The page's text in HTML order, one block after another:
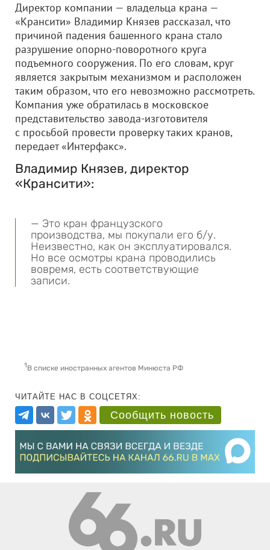
Директор компании — владельца крана —
«Крансити» Владимир Князев рассказал, что
причиной падения башенного крана стало
разрушение опорно-поворотного круга
подъемного сооружения. По его словам, круг
является закрытым механизмом и расположен
таким образом, что его невозможно рассмотреть.
Компания уже обратилась в московское
представительство завода-изготовителя
с просьбой провести проверку таких кранов,
передает «Интерфакс».
Владимир Князев, директор
«Крансити»:
— Это кран французского
производства, мы покупали его б/у.
Неизвестно, как он эксплуатировался.
Но все осмотры крана проводились
вовремя, есть соответствующие
записи.
1В списке иностранных агентов Минюста РФ
ЧИТАЙТЕ НАС В СОЦСЕТЯХ:
Сообщить новость